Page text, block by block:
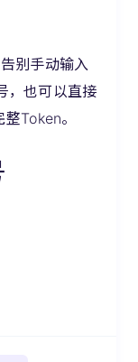
别手动输入
，也可以直接
Token。